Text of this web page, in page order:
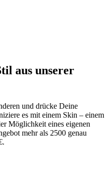
aus unserer
und drücke Deine
es mit einem Skin – einem
Möglichkeit eines eigenen
mehr als 2500 genau